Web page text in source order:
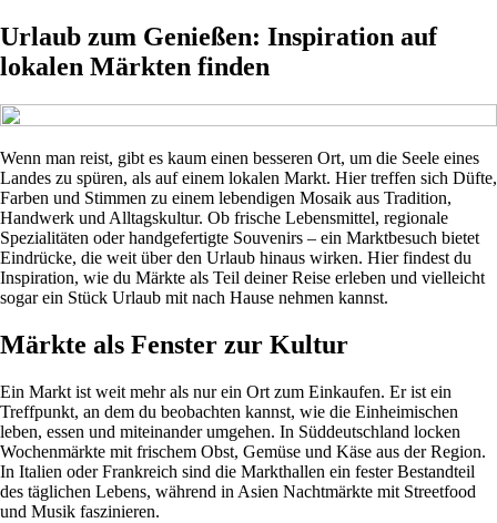
Urlaub zum Genießen: Inspiration auf
lokalen Märkten finden
Wenn man reist, gibt es kaum einen besseren Ort, um die Seele eines
Landes zu spüren, als auf einem lokalen Markt. Hier treffen sich Düfte,
Farben und Stimmen zu einem lebendigen Mosaik aus Tradition,
Handwerk und Alltagskultur. Ob frische Lebensmittel, regionale
Spezialitäten oder handgefertigte Souvenirs – ein Marktbesuch bietet
Eindrücke, die weit über den Urlaub hinaus wirken. Hier findest du
Inspiration, wie du Märkte als Teil deiner Reise erleben und vielleicht
sogar ein Stück Urlaub mit nach Hause nehmen kannst.
Märkte als Fenster zur Kultur
Ein Markt ist weit mehr als nur ein Ort zum Einkaufen. Er ist ein
Treffpunkt, an dem du beobachten kannst, wie die Einheimischen
leben, essen und miteinander umgehen. In Süddeutschland locken
Wochenmärkte mit frischem Obst, Gemüse und Käse aus der Region.
In Italien oder Frankreich sind die Markthallen ein fester Bestandteil
des täglichen Lebens, während in Asien Nachtmärkte mit Streetfood
und Musik faszinieren.